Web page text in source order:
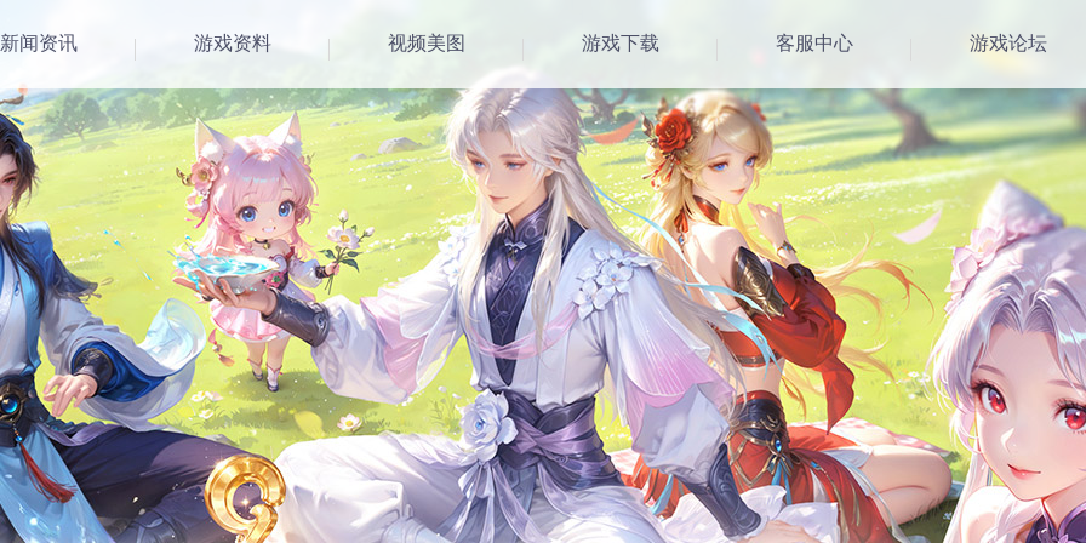
游戏论坛
客服中心
游戏下载
视频美图
游戏资料
新闻资讯